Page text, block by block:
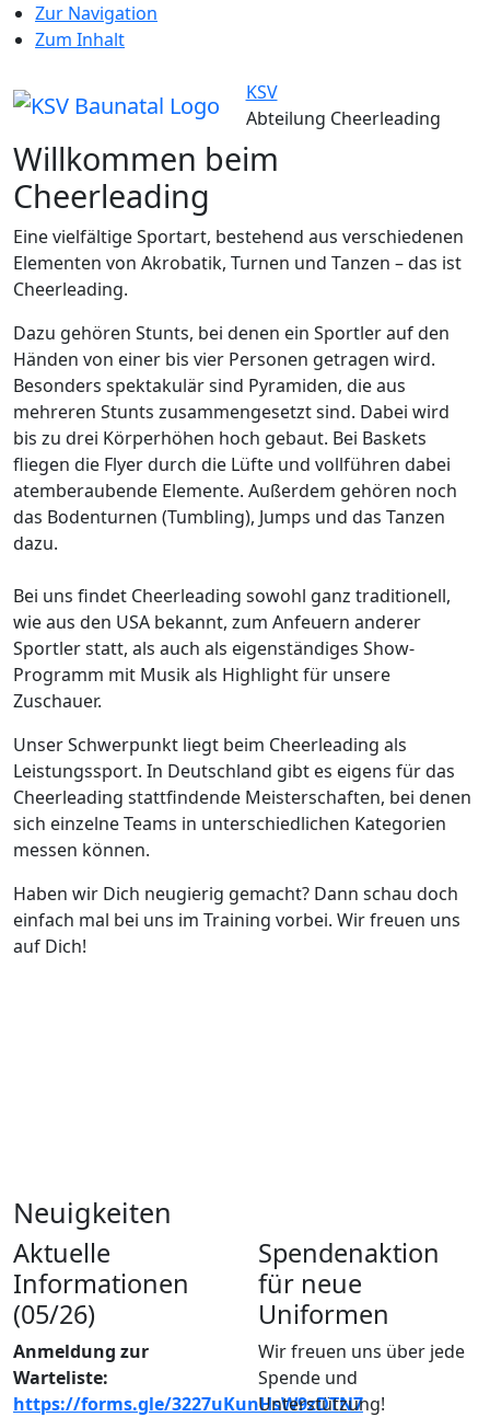
Zur Navigation
Zum Inhalt
KSV
Abteilung Cheerleading
Willkommen beim
Cheerleading
Eine vielfältige Sportart, bestehend aus verschiedenen
Elementen von Akrobatik, Turnen und Tanzen – das ist
Cheerleading.
Dazu gehören Stunts, bei denen ein Sportler auf den
Händen von einer bis vier Personen getragen wird.
Besonders spektakulär sind Pyramiden, die aus
mehreren Stunts zusammengesetzt sind. Dabei wird
bis zu drei Körperhöhen hoch gebaut. Bei Baskets
fliegen die Flyer durch die Lüfte und vollführen dabei
atemberaubende Elemente. Außerdem gehören noch
das Bodenturnen (Tumbling), Jumps und das Tanzen
dazu.
Bei uns findet Cheerleading sowohl ganz traditionell,
wie aus den USA bekannt, zum Anfeuern anderer
Sportler statt, als auch als eigenständiges Show-
Programm mit Musik als Highlight für unsere
Zuschauer.
Unser Schwerpunkt liegt beim Cheerleading als
Leistungssport. In Deutschland gibt es eigens für das
Cheerleading stattfindende Meisterschaften, bei denen
sich einzelne Teams in unterschiedlichen Kategorien
messen können.
Haben wir Dich neugierig gemacht? Dann schau doch
einfach mal bei uns im Training vorbei. Wir freuen uns
auf Dich!
Neuigkeiten
Aktuelle
Informationen
(05/26)
Anmeldung zur
Warteliste:
https://forms.gle/3227uKunHsW9zDTN7
Spendenaktion
für neue
Uniformen
Wir freuen uns über jede
Spende und
Unterstützung!